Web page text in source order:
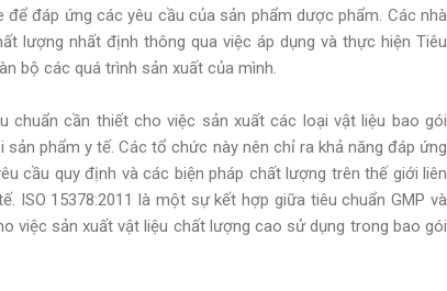
đáp ứng các yêu cầu của sản phẩm dược phẩm. Các nhà
lượng nhất định thông qua việc áp dụng và thực hiện Tiêu
bộ các quá trình sản xuất của mình.
chuẩn cần thiết cho việc sản xuất các loại vật liệu bao gói
phẩm y tế. Các tổ chức này nên chỉ ra khả năng đáp ứng
cầu quy định và các biện pháp chất lượng trên thế giới liên
ISO 15378:2011 là một sự kết hợp giữa tiêu chuẩn GMP và
việc sản xuất vật liệu chất lượng cao sử dụng trong bao gói